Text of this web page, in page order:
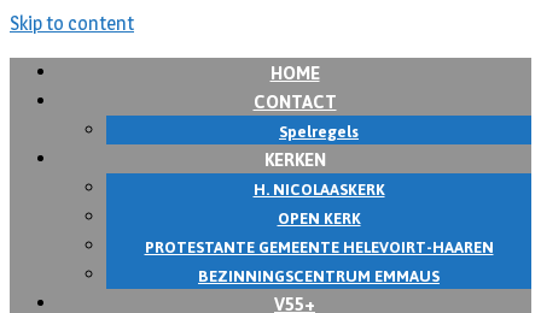
Skip to content
HOME
CONTACT
Spelregels
KERKEN
H. NICOLAASKERK
OPEN KERK
PROTESTANTE GEMEENTE HELEVOIRT-HAAREN
BEZINNINGSCENTRUM EMMAUS
V55+